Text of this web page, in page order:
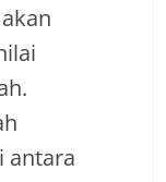
antara